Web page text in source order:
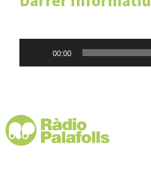
00:00